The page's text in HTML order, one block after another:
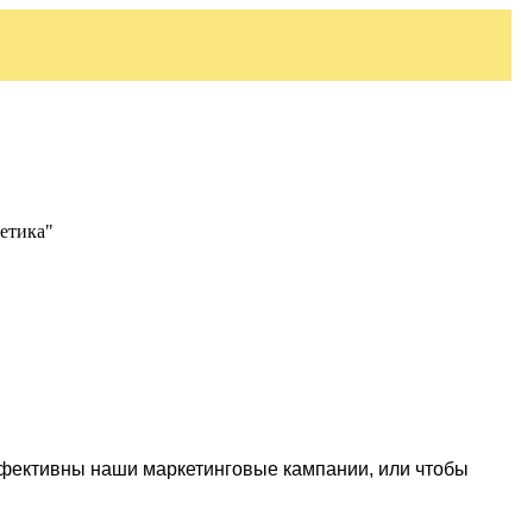
наши маркетинговые кампании, или чтобы